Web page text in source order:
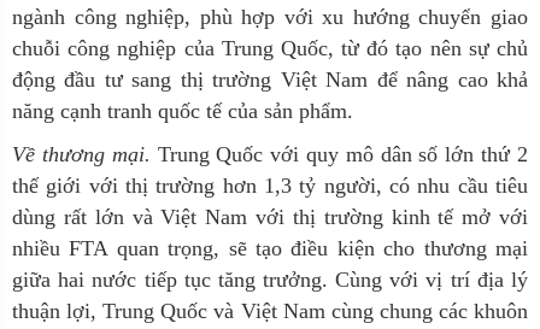
ngành công nghiệp, phù hợp với xu hướng chuyển giao
chuỗi công nghiệp của Trung Quốc, từ đó tạo nên sự chủ
động đầu tư sang thị trường Việt Nam để nâng cao khả
năng cạnh tranh quốc tế của sản phẩm.
Về thương mại. Trung Quốc với quy mô dân số lớn thứ 2
thế giới với thị trường hơn 1,3 tỷ người, có nhu cầu tiêu
dùng rất lớn và Việt Nam với thị trường kinh tế mở với
nhiều FTA quan trọng, sẽ tạo điều kiện cho thương mại
giữa hai nước tiếp tục tăng trưởng. Cùng với vị trí địa lý
thuận lợi, Trung Quốc và Việt Nam cùng chung các khuôn